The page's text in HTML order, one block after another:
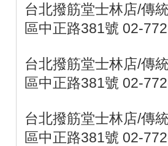
台北撥筋堂士林店/傳
區中正路381號 02-
台北撥筋堂士林店/傳
區中正路381號 02-
台北撥筋堂士林店/傳
區中正路381號 02-